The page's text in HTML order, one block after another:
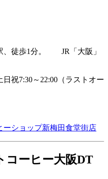
、徒歩1分。 JR「大阪」
祝7:30～22:00（ラストオー
ーショップ新梅田食堂街店
コーヒー大阪DT